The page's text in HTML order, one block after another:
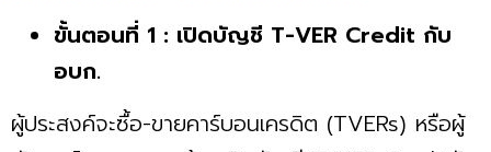
ขั้นตอนที่ 1 : เปิดบัญชี T-VER Credit กับ
อบก.
ผู้ประสงค์จะซื้อ-ขายคาร์บอนเครดิต (TVERs) หรือผู้